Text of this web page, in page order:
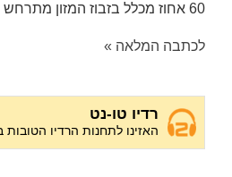
60 אחוז מכלל בזבוז המזון מתרחש במשקי הבית….
לכתבה המלאה »